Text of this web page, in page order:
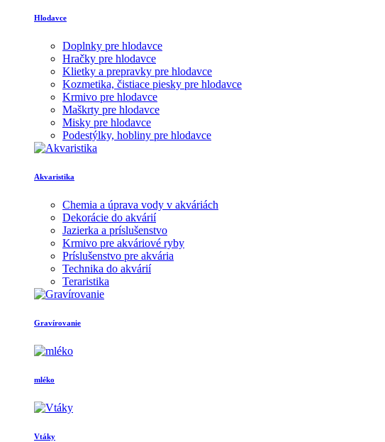
Hlodavce
Doplnky pre hlodavce
Hračky pre hlodavce
Klietky a prepravky pre hlodavce
Kozmetika, čistiace piesky pre hlodavce
Krmivo pre hlodavce
Maškrty pre hlodavce
Misky pre hlodavce
Podestýlky, hobliny pre hlodavce
Akvaristika
Chemia a úprava vody v akváriách
Dekorácie do akvárií
Jazierka a príslušenstvo
Krmivo pre akváriové ryby
Príslušenstvo pre akvária
Technika do akvárií
Teraristika
Gravírovanie
mléko
Vtáky